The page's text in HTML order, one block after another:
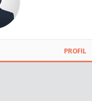
PROFIL